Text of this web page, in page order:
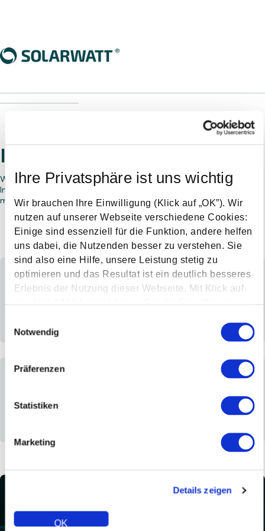
Ihre Privatsphäre ist uns wichtig
Wir brauchen Ihre Einwilligung (Klick auf „OK”). Wir
nutzen auf unserer Webseite verschiedene Cookies:
Einige sind essenziell für die Funktion, andere helfen
uns dabei, die Nutzenden besser zu verstehen. Sie
sind also eine Hilfe, unsere Leistung stetig zu
optimieren und das Resultat ist ein deutlich besseres
Erlebnis der Nutzung dieser Webseite. Mit Klick auf
Notwendig
Präferenzen
Statistiken
Marketing
Details zeigen
OK
Interested in working with us?
Would you like to become a SOLARWATT installer partner?
Interested in selling our products? Provide us some details and a
member of our sales team will be in contact.
Who are you?
Homeowner Other